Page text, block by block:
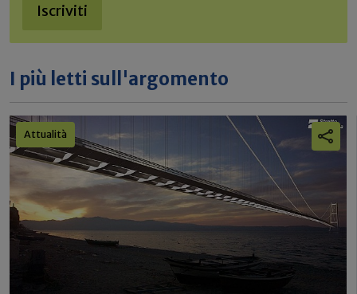
Iscriviti
I più letti sull'argomento
Attualità